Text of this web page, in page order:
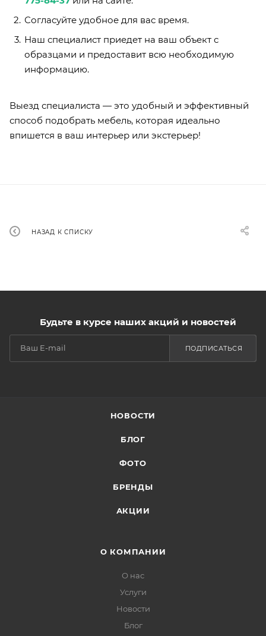
Согласуйте удобное для вас время.
Наш специалист приедет на ваш объект с
образцами и предоставит всю необходимую
информацию.
Выезд специалиста — это удобный и эффективный
способ подобрать мебель, которая идеально
впишется в ваш интерьер или экстерьер!
НАЗАД К СПИСКУ
Будьте в курсе наших акций и новостей
ПОДПИСАТЬСЯ
НОВОСТИ
БЛОГ
ФОТО
БРЕНДЫ
АКЦИИ
О КОМПАНИИ
О нас
Услуги
Новости
Блог